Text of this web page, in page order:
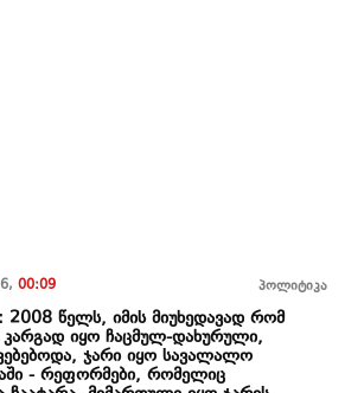
00:09 პოლიტიკა
2008 წელს, იმის მიუხედავად რომ
იყო ჩაცმულ-დახურული,
ჯარი იყო სავალალო
- რეფორმები, რომელიც